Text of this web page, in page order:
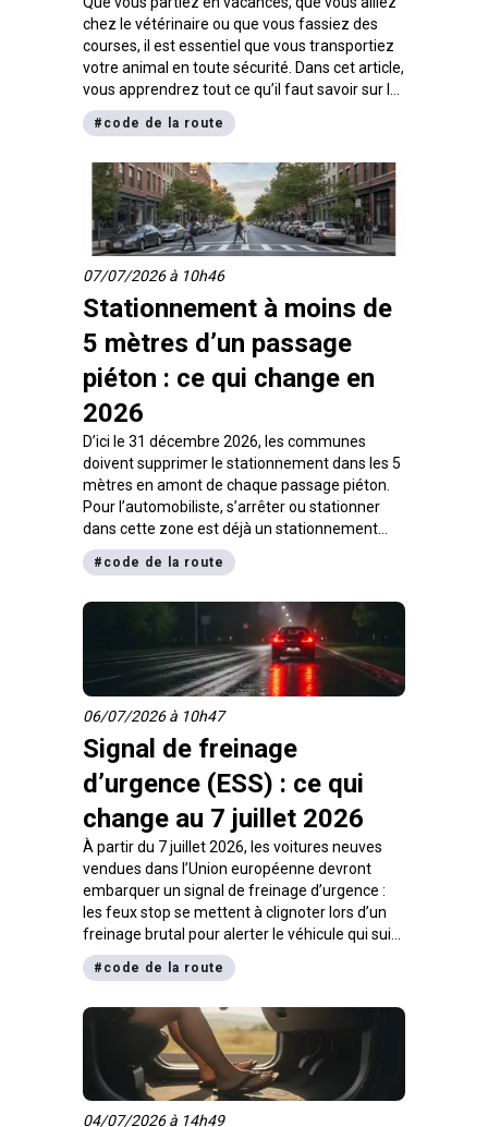
chez le vétérinaire ou que vous fassiez des
courses, il est essentiel que vous transportiez
votre animal en toute sécurité. Dans cet article,
vous apprendrez tout ce qu’il faut savoir sur le
transport des animaux en voiture.
# code de la route
07/07/2026 à 10h46
Stationnement à moins de
5 mètres d’un passage
piéton : ce qui change en
2026
D’ici le 31 décembre 2026, les communes
doivent supprimer le stationnement dans les 5
mètres en amont de chaque passage piéton.
Pour l’automobiliste, s’arrêter ou stationner
dans cette zone est déjà un stationnement
très gênant à 135 euros. Ce que dit la loi,
pourquoi ces places disparaissent, et
# code de la route
06/07/2026 à 10h47
Signal de freinage
d’urgence (ESS) : ce qui
change au 7 juillet 2026
À partir du 7 juillet 2026, les voitures neuves
vendues dans l’Union européenne devront
embarquer un signal de freinage d’urgence :
les feux stop se mettent à clignoter lors d’un
freinage brutal pour alerter le véhicule qui suit.
Ce que dit le texte, qui est concerné, et
comment ce dispositif se relie au thème « les
# code de la route
04/07/2026 à 14h49